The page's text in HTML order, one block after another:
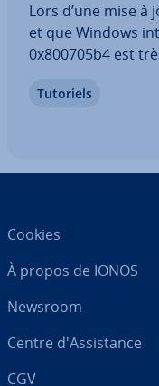
Lors d’une mise
et que Windows
0x800705b4 est
n’est observée
système, ce qui
Tutoriels
Cookies
À propos de IONOS
Newsroom
Centre d'As­sis­tance
CGV